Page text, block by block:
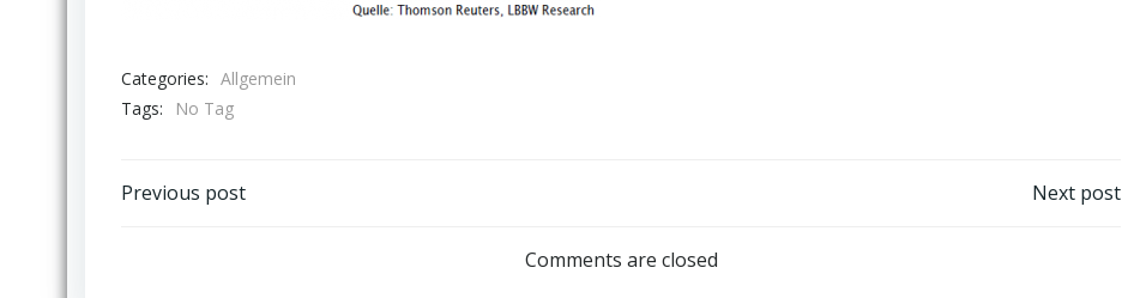
Categories: Allgemein
Tags:
No Tag
Post
Previous post
navigation
Next post
Comments are closed